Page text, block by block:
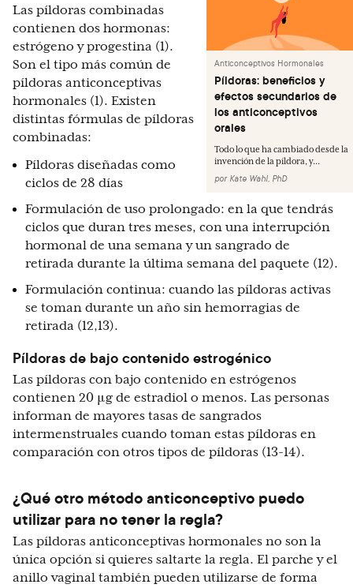
Anticonceptivos Hormonales
Píldoras: beneficios y
efectos secundarios de
los anticonceptivos
orales
Todo lo que ha cambiado desde la
invención de la píldora, y...
por Kate Wahl, PhD
Las píldoras combinadas
contienen dos hormonas:
estrógeno y progestina (1).
Son el tipo más común de
píldoras anticonceptivas
hormonales (1). Existen
distintas fórmulas de píldoras
combinadas:
Píldoras diseñadas como
ciclos de 28 días
Formulación de uso prolongado: en la que tendrás
ciclos que duran tres meses, con una interrupción
hormonal de una semana y un sangrado de
retirada durante la última semana del paquete (12).
Formulación continua: cuando las píldoras activas
se toman durante un año sin hemorragias de
retirada (12,13).
Píldoras de bajo contenido estrogénico
Las píldoras con bajo contenido en estrógenos
contienen 20 μg de estradiol o menos. Las personas
informan de mayores tasas de sangrados
intermenstruales cuando toman estas píldoras en
comparación con otros tipos de píldoras (13-14).
¿Qué otro método anticonceptivo puedo
utilizar para no tener la regla?
Las píldoras anticonceptivas hormonales no son la
única opción si quieres saltarte la regla. El parche y el
anillo vaginal también pueden utilizarse de forma